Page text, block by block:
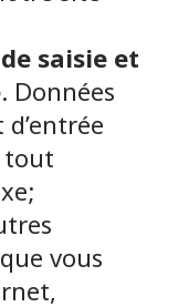
saisie et
. Données
tout
vous